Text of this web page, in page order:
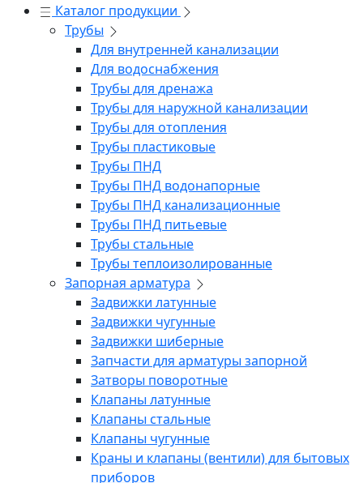
Каталог продукции
Трубы
Для внутренней канализации
Для водоснабжения
Трубы для дренажа
Трубы для наружной канализации
Трубы для отопления
Трубы пластиковые
Трубы ПНД
Трубы ПНД водонапорные
Трубы ПНД канализационные
Трубы ПНД питьевые
Трубы стальные
Трубы теплоизолированные
Запорная арматура
Задвижки латунные
Задвижки чугунные
Задвижки шиберные
Запчасти для арматуры запорной
Затворы поворотные
Клапаны латунные
Клапаны стальные
Клапаны чугунные
Краны и клапаны (вентили) для бытовых
приборов